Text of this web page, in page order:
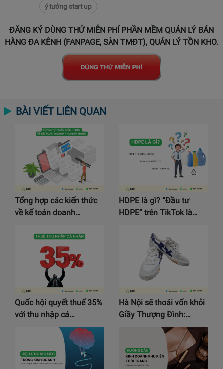
ý tưởng start up
ĐĂNG KÝ DÙNG THỬ MIỄN PHÍ PHẦN MỀM QUẢN LÝ BÁN
HÀNG ĐA KÊNH (FANPAGE, SÀN TMĐT), QUẢN LÝ TỒN KHO.
BÀI VIẾT LIÊN QUAN
Tổng hợp các kiến thức
về kế toán doanh…
HDPE là gì? “Đầu tư
HDPE” trên TikTok là…
Quốc hội quyết thuế 35%
với thu nhập cá…
Hà Nội sẽ thoái vốn khỏi
Giầy Thượng Đình:…